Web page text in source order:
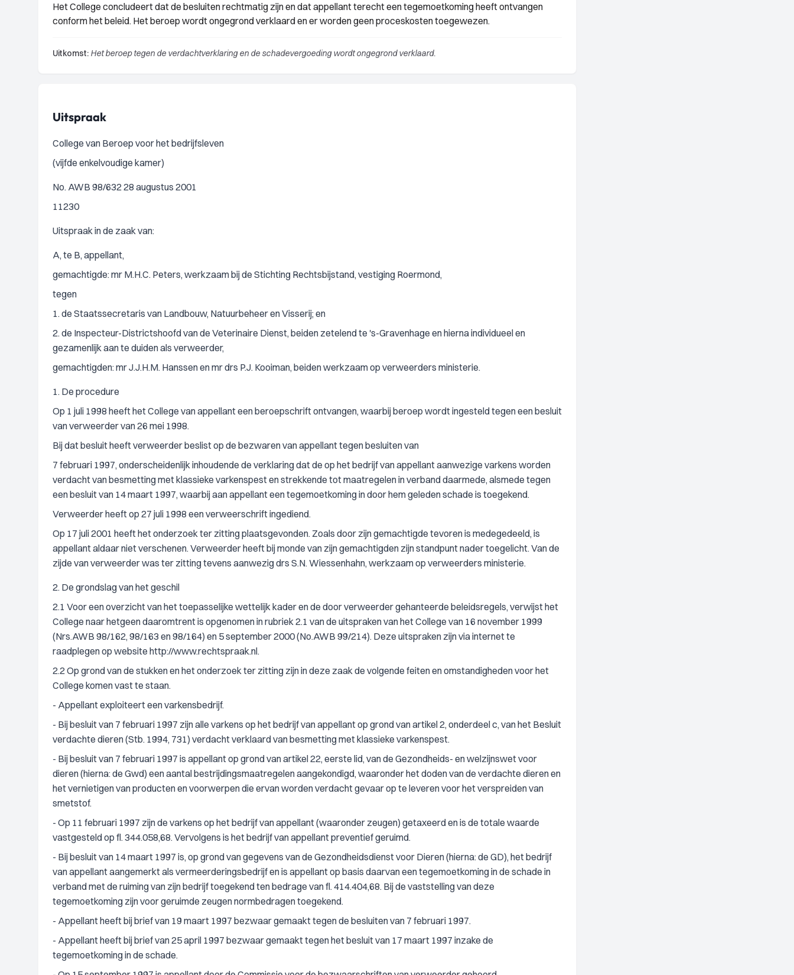
Het College concludeert dat de besluiten rechtmatig zijn en dat appellant terecht een tegemoetkoming heeft ontvangen
conform het beleid. Het beroep wordt ongegrond verklaard en er worden geen proceskosten toegewezen.
Uitkomst: Het beroep tegen de verdachtverklaring en de schadevergoeding wordt ongegrond verklaard.
Uitspraak
College van Beroep voor het bedrijfsleven
(vijfde enkelvoudige kamer)
No. AWB 98/632 28 augustus 2001
11230
Uitspraak in de zaak van:
A, te B, appellant,
gemachtigde: mr M.H.C. Peters, werkzaam bij de Stichting Rechtsbijstand, vestiging Roermond,
tegen
1. de Staatssecretaris van Landbouw, Natuurbeheer en Visserij; en
2. de Inspecteur-Districtshoofd van de Veterinaire Dienst, beiden zetelend te 's-Gravenhage en hierna individueel en
gezamenlijk aan te duiden als verweerder,
gemachtigden: mr J.J.H.M. Hanssen en mr drs P.J. Kooiman, beiden werkzaam op verweerders ministerie.
1. De procedure
Op 1 juli 1998 heeft het College van appellant een beroepschrift ontvangen, waarbij beroep wordt ingesteld tegen een besluit
van verweerder van 26 mei 1998.
Bij dat besluit heeft verweerder beslist op de bezwaren van appellant tegen besluiten van
7 februari 1997, onderscheidenlijk inhoudende de verklaring dat de op het bedrijf van appellant aanwezige varkens worden
verdacht van besmetting met klassieke varkenspest en strekkende tot maatregelen in verband daarmede, alsmede tegen
een besluit van 14 maart 1997, waarbij aan appellant een tegemoetkoming in door hem geleden schade is toegekend.
Verweerder heeft op 27 juli 1998 een verweerschrift ingediend.
Op 17 juli 2001 heeft het onderzoek ter zitting plaatsgevonden. Zoals door zijn gemachtigde tevoren is medegedeeld, is
appellant aldaar niet verschenen. Verweerder heeft bij monde van zijn gemachtigden zijn standpunt nader toegelicht. Van de
zijde van verweerder was ter zitting tevens aanwezig drs S.N. Wiessenhahn, werkzaam op verweerders ministerie.
2. De grondslag van het geschil
2.1 Voor een overzicht van het toepasselijke wettelijk kader en de door verweerder gehanteerde beleidsregels, verwijst het
College naar hetgeen daaromtrent is opgenomen in rubriek 2.1 van de uitspraken van het College van 16 november 1999
(Nrs.AWB 98/162, 98/163 en 98/164) en 5 september 2000 (No.AWB 99/214). Deze uitspraken zijn via internet te
raadplegen op website http://www.rechtspraak.nl.
2.2 Op grond van de stukken en het onderzoek ter zitting zijn in deze zaak de volgende feiten en omstandigheden voor het
College komen vast te staan.
- Appellant exploiteert een varkensbedrijf.
- Bij besluit van 7 februari 1997 zijn alle varkens op het bedrijf van appellant op grond van artikel 2, onderdeel c, van het Besluit
verdachte dieren (Stb. 1994, 731) verdacht verklaard van besmetting met klassieke varkenspest.
- Bij besluit van 7 februari 1997 is appellant op grond van artikel 22, eerste lid, van de Gezondheids- en welzijnswet voor
dieren (hierna: de Gwd) een aantal bestrijdingsmaatregelen aangekondigd, waaronder het doden van de verdachte dieren en
het vernietigen van producten en voorwerpen die ervan worden verdacht gevaar op te leveren voor het verspreiden van
smetstof.
- Op 11 februari 1997 zijn de varkens op het bedrijf van appellant (waaronder zeugen) getaxeerd en is de totale waarde
vastgesteld op fl. 344.058,68. Vervolgens is het bedrijf van appellant preventief geruimd.
- Bij besluit van 14 maart 1997 is, op grond van gegevens van de Gezondheidsdienst voor Dieren (hierna: de GD), het bedrijf
van appellant aangemerkt als vermeerderingsbedrijf en is appellant op basis daarvan een tegemoetkoming in de schade in
verband met de ruiming van zijn bedrijf toegekend ten bedrage van fl. 414.404,68. Bij de vaststelling van deze
tegemoetkoming zijn voor geruimde zeugen normbedragen toegekend.
- Appellant heeft bij brief van 19 maart 1997 bezwaar gemaakt tegen de besluiten van 7 februari 1997.
- Appellant heeft bij brief van 25 april 1997 bezwaar gemaakt tegen het besluit van 17 maart 1997 inzake de
tegemoetkoming in de schade.